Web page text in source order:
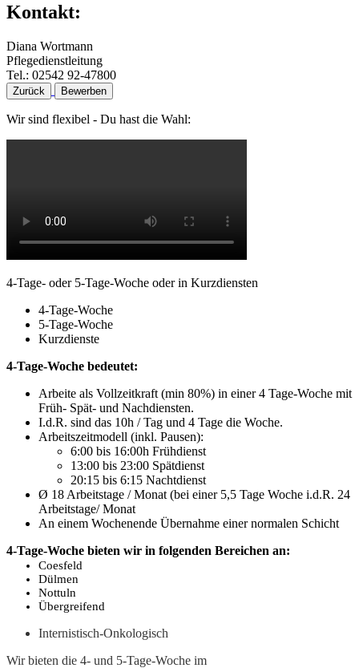
Kontakt:
Diana Wortmann
Pflegedienstleitung
Tel.: 02542 92-47800
Zurück Bewerben
Wir sind flexibel - Du hast die Wahl:
4-Tage- oder 5-Tage-Woche oder in Kurzdiensten
4-Tage-Woche
5-Tage-Woche
Kurzdienste
4-Tage-Woche bedeutet:
Arbeite als Vollzeitkraft (min 80%) in einer 4 Tage-Woche mit
Früh- Spät- und Nachdiensten.
I.d.R. sind das 10h / Tag und 4 Tage die Woche.
Arbeitszeitmodell (inkl. Pausen):
6:00 bis 16:00h Frühdienst
13:00 bis 23:00 Spätdienst
20:15 bis 6:15 Nachtdienst
Ø 18 Arbeitstage / Monat (bei einer 5,5 Tage Woche i.d.R. 24
Arbeitstage/ Monat
An einem Wochenende Übernahme einer normalen Schicht
4-Tage-Woche bieten wir in folgenden Bereichen an:
Coesfeld
Dülmen
Nottuln
Übergreifend
Internistisch-Onkologisch
Wir bieten die 4- und 5-Tage-Woche im